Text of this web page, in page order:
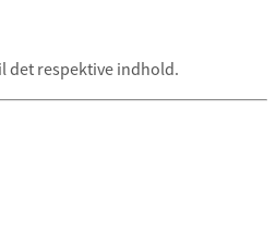
det respektive indhold.